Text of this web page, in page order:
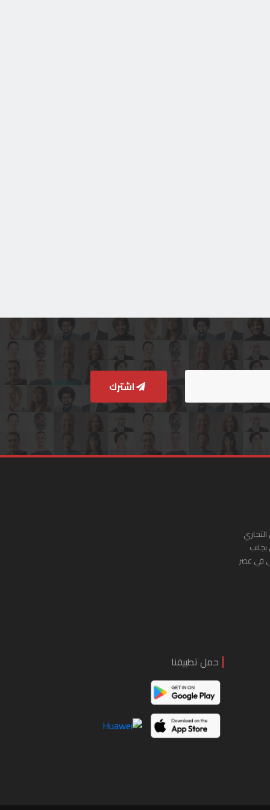
اشترك
في عصر
حمل تطبيقنا